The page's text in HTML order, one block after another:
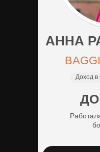
АННА
Доход в
ДО